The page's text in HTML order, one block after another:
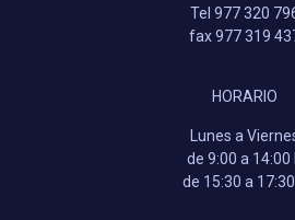
Tel 977 320
fax 977 319
HORARIO
Lunes a
de 9:00 a 14:00
de 15:30 a